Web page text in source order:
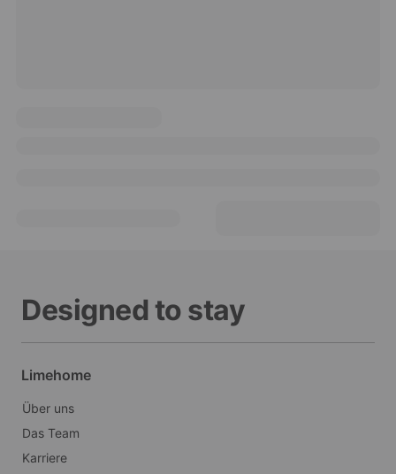
Designed to stay
Limehome
Über uns
Das Team
Karriere